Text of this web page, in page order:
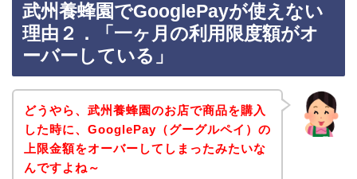
武州養蜂園でGooglePayが使えない
理由２．「一ヶ月の利用限度額がオ
ーバーしている」
どうやら、武州養蜂園のお店で商品を購入
した時に、GooglePay（グーグルペイ）の
上限金額をオーバーしてしまったみたいな
んですよね～